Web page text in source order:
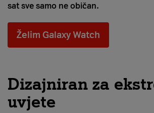
sat sve samo ne običan.
Želim Galaxy Watch
Dizajniran za
uvjete